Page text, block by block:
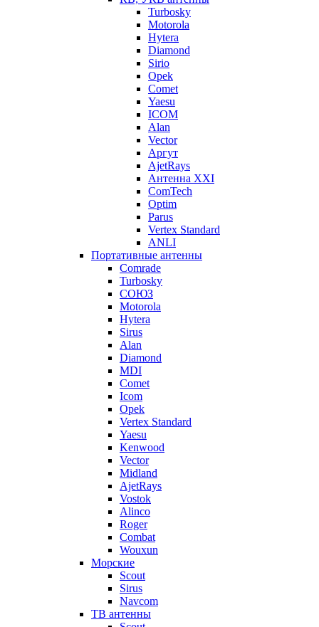
Turbosky
Motorola
Hytera
Diamond
Sirio
Opek
Comet
Yaesu
ICOM
Alan
Vector
Аргут
AjetRays
Антенна XXI
ComTech
Optim
Parus
Vertex Standard
ANLI
Портативные антенны
Comrade
Turbosky
СОЮЗ
Motorola
Hytera
Sirus
Alan
Diamond
MDI
Comet
Icom
Opek
Vertex Standard
Yaesu
Kenwood
Vector
Midland
AjetRays
Vostok
Alinco
Roger
Combat
Wouxun
Морские
Scout
Sirus
Navcom
ТВ антенны